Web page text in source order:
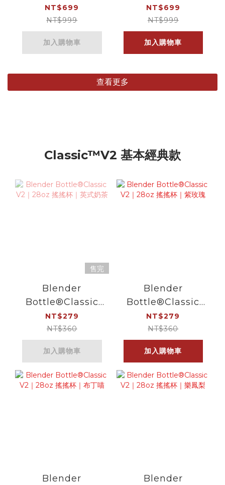
杯｜鋼鐵灰
NT$699
NT$999
加入購物車
杯｜香草拿鐵
NT$699
NT$999
加入購物車
查看更多
Classic™V2 基本經典款
售完
Blender
Bottle®Classic
V2｜28oz 搖搖杯
｜英式奶茶
NT$279
NT$360
加入購物車
Blender
Bottle®Classic
V2｜28oz 搖搖杯
｜紫玫瑰
NT$279
NT$360
加入購物車
Blender
Blender